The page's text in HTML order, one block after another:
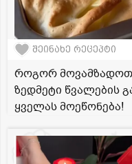
შეინახე რეცეპტი
როგორ მოვამზადოთ
ზედმეტი წვალების
ყველას მოეწონება!